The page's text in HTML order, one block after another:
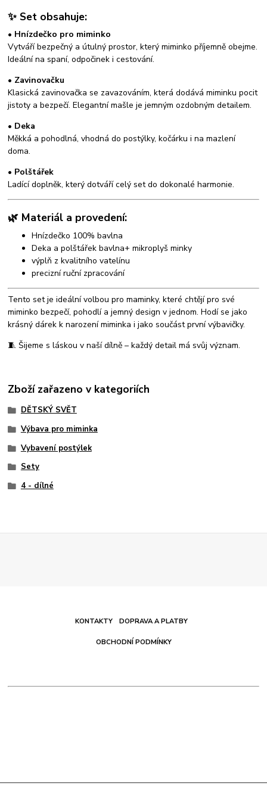
✨ Set obsahuje:
• Hnízdečko pro miminko
Vytváří bezpečný a útulný prostor, který miminko příjemně obejme.
Ideální na spaní, odpočinek i cestování.
• Zavinovačku
Klasická zavinovačka se zavazováním, která dodává miminku pocit
jistoty a bezpečí. Elegantní mašle je jemným ozdobným detailem.
• Deka
Měkká a pohodlná, vhodná do postýlky, kočárku i na mazlení
doma.
• Polštářek
Ladící doplněk, který dotváří celý set do dokonalé harmonie.
🌿 Materiál a provedení:
Hnízdečko 100% bavlna
Deka a polštářek bavlna+ mikroplyš minky
výplň z kvalitního vatelínu
precizní ruční zpracování
Tento set je ideální volbou pro maminky, které chtějí pro své
miminko bezpečí, pohodlí a jemný design v jednom. Hodí se jako
krásný dárek k narození miminka i jako součást první výbavičky.
🧵 Šijeme s láskou v naší dílně – každý detail má svůj význam.
Zboží zařazeno v kategoriích
DĚTSKÝ SVĚT
Výbava pro miminka
Vybavení postýlek
Sety
4 - dílné
KONTAKTY DOPRAVA A PLATBY
OBCHODNÍ PODMÍNKY